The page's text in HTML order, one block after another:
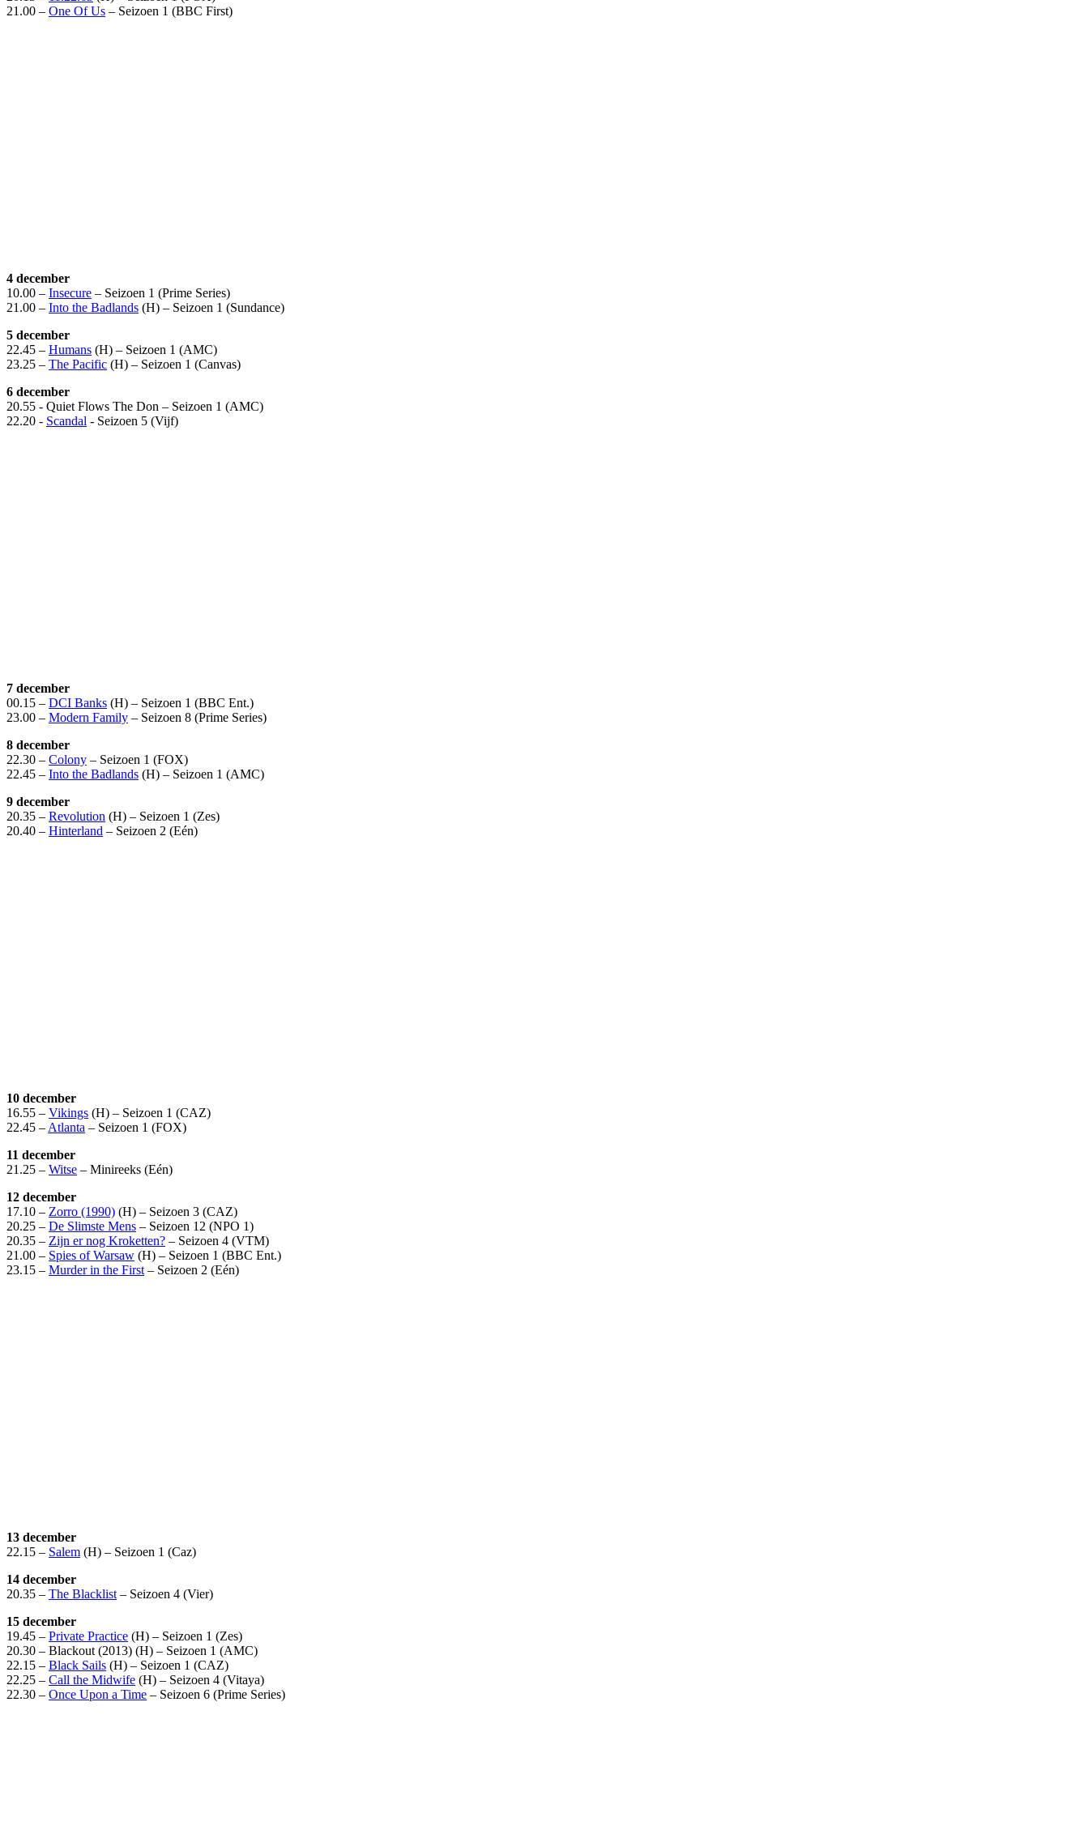
21.00 – One Of Us – Seizoen 1 (BBC First)
4 december
10.00 – Insecure – Seizoen 1 (Prime Series)
21.00 – Into the Badlands (H) – Seizoen 1 (Sundance)
5 december
22.45 – Humans (H) – Seizoen 1 (AMC)
23.25 – The Pacific (H) – Seizoen 1 (Canvas)
6 december
20.55 - Quiet Flows The Don – Seizoen 1 (AMC)
22.20 - Scandal - Seizoen 5 (Vijf)
7 december
00.15 – DCI Banks (H) – Seizoen 1 (BBC Ent.)
23.00 – Modern Family – Seizoen 8 (Prime Series)
8 december
22.30 – Colony – Seizoen 1 (FOX)
22.45 – Into the Badlands (H) – Seizoen 1 (AMC)
9 december
20.35 – Revolution (H) – Seizoen 1 (Zes)
20.40 – Hinterland – Seizoen 2 (Eén)
10 december
16.55 – Vikings (H) – Seizoen 1 (CAZ)
22.45 – Atlanta – Seizoen 1 (FOX)
11 december
21.25 – Witse – Minireeks (Eén)
12 december
17.10 – Zorro (1990) (H) – Seizoen 3 (CAZ)
20.25 – De Slimste Mens – Seizoen 12 (NPO 1)
20.35 – Zijn er nog Kroketten? – Seizoen 4 (VTM)
21.00 – Spies of Warsaw (H) – Seizoen 1 (BBC Ent.)
23.15 – Murder in the First – Seizoen 2 (Eén)
13 december
22.15 – Salem (H) – Seizoen 1 (Caz)
14 december
20.35 – The Blacklist – Seizoen 4 (Vier)
15 december
19.45 – Private Practice (H) – Seizoen 1 (Zes)
20.30 – Blackout (2013) (H) – Seizoen 1 (AMC)
22.15 – Black Sails (H) – Seizoen 1 (CAZ)
22.25 – Call the Midwife (H) – Seizoen 4 (Vitaya)
22.30 – Once Upon a Time – Seizoen 6 (Prime Series)